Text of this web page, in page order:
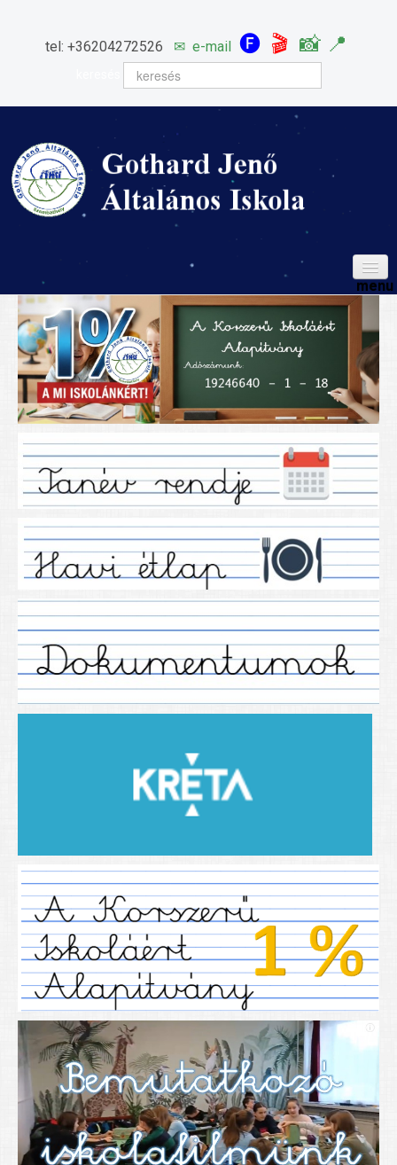
tel: +36204272526 ✉ e-mail 🅕 🎬 📸 📍
HÍREINK
ISKOLÁNK
Igazgatói köszöntő
Iskolánkról
Tanáraink
Tanéveink
Régebbi tanéveink
2021/2022 tanév
2013/2014. tanév
2014/2015. tanév
2015/2016. tanév
2016/2017 tanév
2018/2019 tanév
2019/2020-as tanév
Pályázataink
SIHU
EFOP 325
TÁMOP
TIOP
Határtalanul
Névadónk
UNESCO Társult Iskola
Sportversenyek